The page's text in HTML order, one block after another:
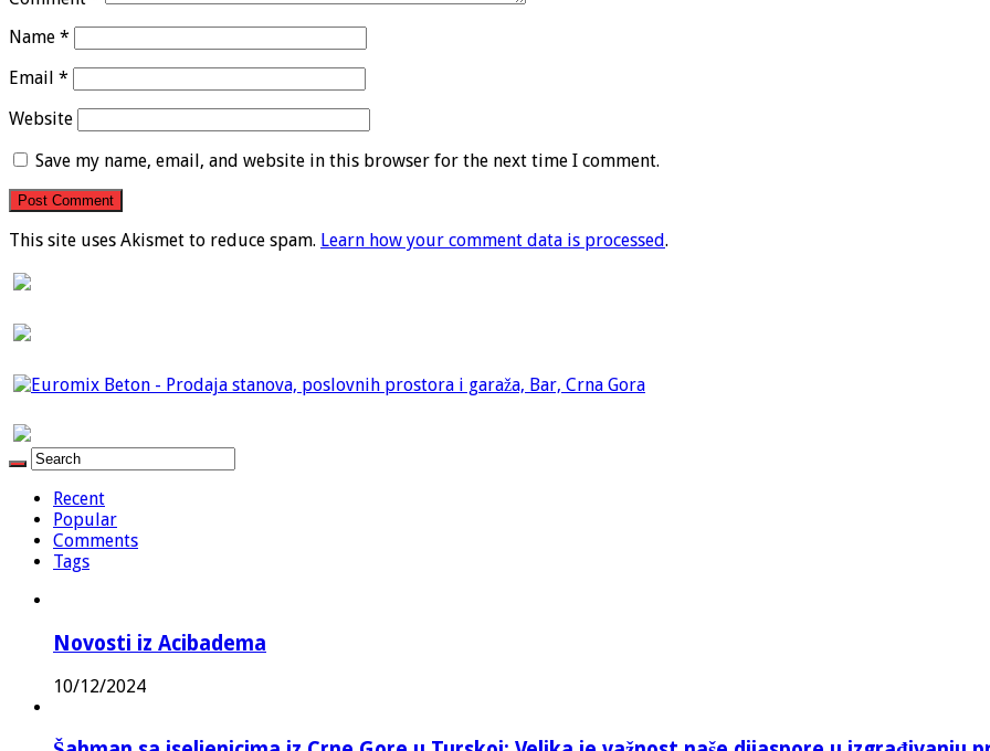
Name *
Email *
Website
Save my name, email, and website in this browser for the next time I comment.
This site uses Akismet to reduce spam. Learn how your comment data is processed.
Recent
Popular
Comments
Tags
Novosti iz Acibadema
10/12/2024